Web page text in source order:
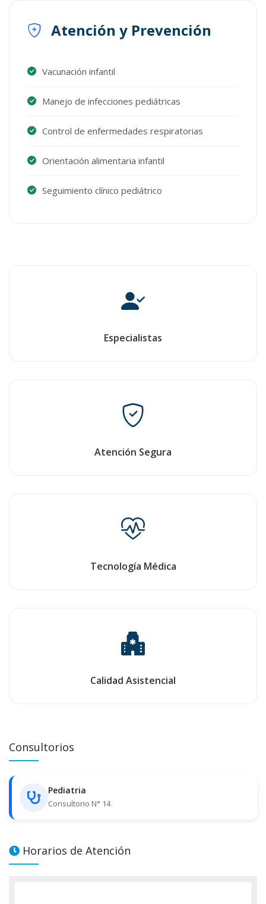
Atención y Prevención
Vacunación infantil
Manejo de infecciones pediátricas
Control de enfermedades respiratorias
Orientación alimentaria infantil
Seguimiento clínico pediátrico
Especialistas
Atención Segura
Tecnología Médica
Calidad Asistencial
Consultorios
Pediatria
Consultorio N° 14
Horarios de Atención